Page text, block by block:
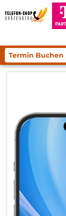
Termin Buchen